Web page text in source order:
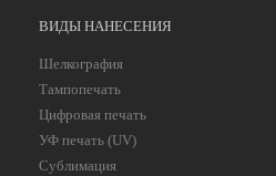
ВИДЫ НАНЕСЕНИЯ
Шелкография
Тампопечать
Цифровая печать
УФ печать (UV)
Сублимация